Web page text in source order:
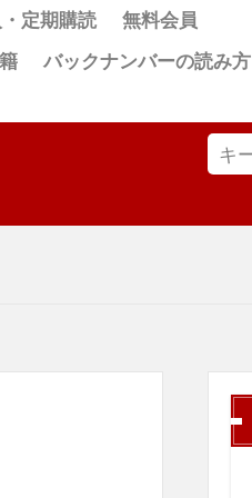
定期購読
無料会員
バックナンバーの読み方